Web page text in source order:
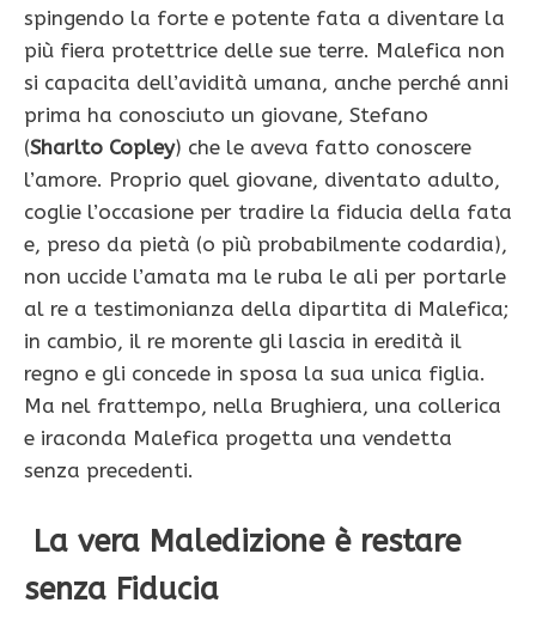
spingendo la forte e potente fata a diventare la
più fiera protettrice delle sue terre. Malefica non
si capacita dell’avidità umana, anche perché anni
prima ha conosciuto un giovane, Stefano
(Sharlto Copley) che le aveva fatto conoscere
l’amore. Proprio quel giovane, diventato adulto,
coglie l’occasione per tradire la fiducia della fata
e, preso da pietà (o più probabilmente codardia),
non uccide l’amata ma le ruba le ali per portarle
al re a testimonianza della dipartita di Malefica;
in cambio, il re morente gli lascia in eredità il
regno e gli concede in sposa la sua unica figlia.
Ma nel frattempo, nella Brughiera, una collerica
e iraconda Malefica progetta una vendetta
senza precedenti.
La vera Maledizione è restare
senza Fiducia